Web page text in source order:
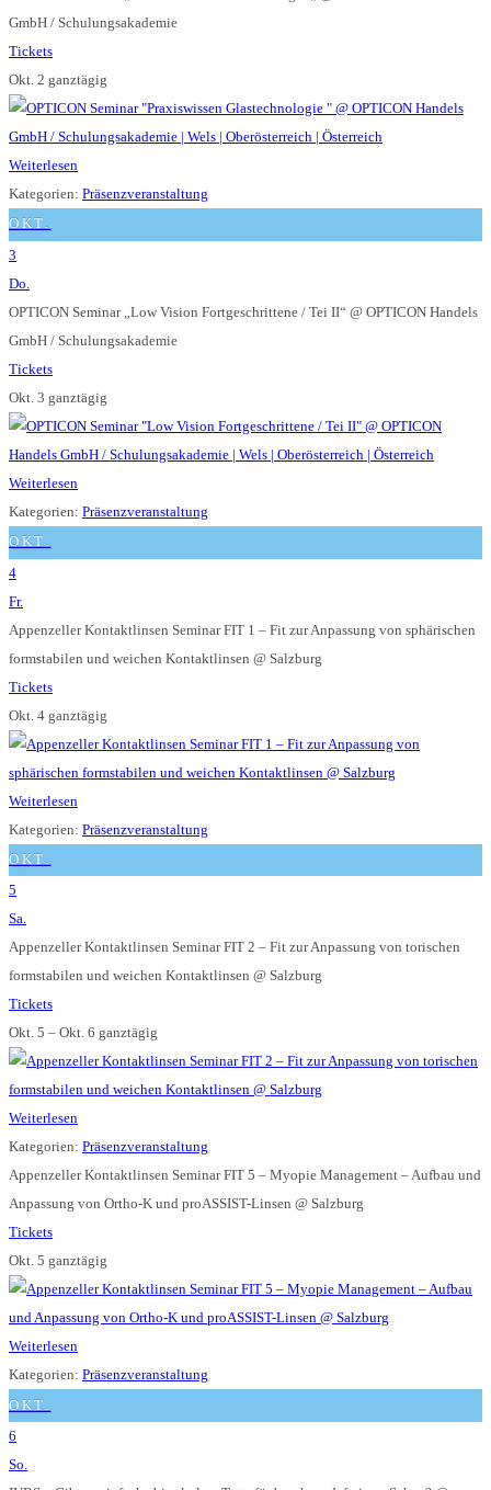
GmbH / Schulungsakademie
Tickets
Okt. 2 ganztägig
Weiterlesen
Kategorien: Präsenzveranstaltung
OKT.
3
Do.
OPTICON Seminar „Low Vision Fortgeschrittene / Tei II“ @ OPTICON Handels
GmbH / Schulungsakademie
Tickets
Okt. 3 ganztägig
Weiterlesen
Kategorien: Präsenzveranstaltung
OKT.
4
Fr.
Appenzeller Kontaktlinsen Seminar FIT 1 – Fit zur Anpassung von sphärischen
formstabilen und weichen Kontaktlinsen @ Salzburg
Tickets
Okt. 4 ganztägig
Weiterlesen
Kategorien: Präsenzveranstaltung
OKT.
5
Sa.
Appenzeller Kontaktlinsen Seminar FIT 2 – Fit zur Anpassung von torischen
formstabilen und weichen Kontaktlinsen @ Salzburg
Tickets
Okt. 5 – Okt. 6 ganztägig
Weiterlesen
Kategorien: Präsenzveranstaltung
Appenzeller Kontaktlinsen Seminar FIT 5 – Myopie Management – Aufbau und
Anpassung von Ortho-K und proASSIST-Linsen @ Salzburg
Tickets
Okt. 5 ganztägig
Weiterlesen
Kategorien: Präsenzveranstaltung
OKT.
6
So.